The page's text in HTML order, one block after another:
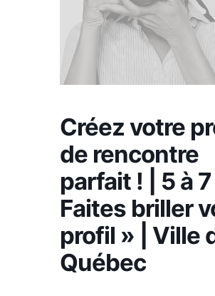
Créez votre
de rencontre
parfait ! | 5 à
Faites briller
profil » | Ville
Québec